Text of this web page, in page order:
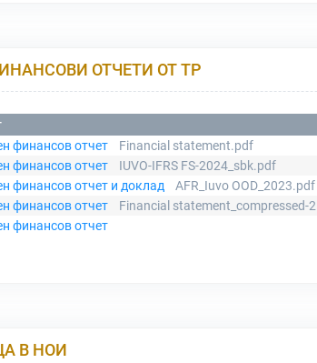
ОТЧЕТИ ОТ ТР
финансов отчет
Financial statement.pdf
финансов отчет
IUVO-IFRS FS-2024_sbk.pdf
финансов отчет и доклад
AFR_Iuvo OOD_2023.pdf
финансов отчет
Financial statement_compressed-
финансов отчет
В НОИ